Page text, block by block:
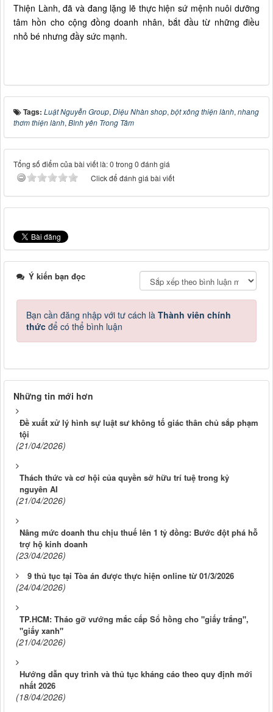
Thiện Lành, đã và đang lặng lẽ thực hiện sứ mệnh nuôi dưỡng
tâm hồn cho cộng đồng doanh nhân, bắt đầu từ những điều
nhỏ bé nhưng đầy sức mạnh.
Tags: Luật Nguyễn Group, Diệu Nhàn shop, bột xông thiện lành, nhang
thơm thiện lành, Bình yên Trong Tâm
Tổng số điểm của bài viết là: 0 trong 0 đánh giá
Click để đánh giá bài viết
Ý kiến bạn đọc
Bạn cần đăng nhập với tư cách là Thành viên chính
thức để có thể bình luận
Những tin mới hơn
Đề xuất xử lý hình sự luật sư không tố giác thân chủ sắp phạm
tội
(21/04/2026)
Thách thức và cơ hội của quyền sở hữu trí tuệ trong kỷ
nguyên AI
(21/04/2026)
Nâng mức doanh thu chịu thuế lên 1 tỷ đồng: Bước đột phá hỗ
trợ hộ kinh doanh
(23/04/2026)
9 thủ tục tại Tòa án được thực hiện online từ 01/3/2026
(24/04/2026)
TP.HCM: Tháo gỡ vướng mắc cấp Sổ hồng cho "giấy trắng",
"giấy xanh"
(21/04/2026)
Hướng dẫn quy trình và thủ tục kháng cáo theo quy định mới
nhất 2026
(18/04/2026)